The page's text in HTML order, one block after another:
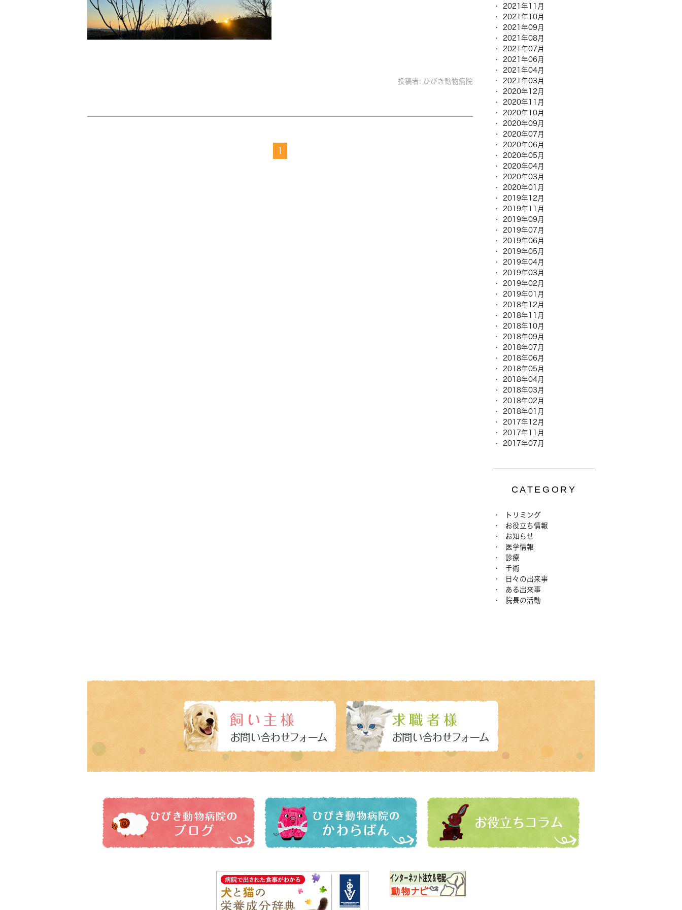
投稿者: ひびき動物病院
1
2021年11月
2021年10月
2021年09月
2021年08月
2021年07月
2021年06月
2021年04月
2021年03月
2020年12月
2020年11月
2020年10月
2020年09月
2020年07月
2020年06月
2020年05月
2020年04月
2020年03月
2020年01月
2019年12月
2019年11月
2019年09月
2019年07月
2019年06月
2019年05月
2019年04月
2019年03月
2019年02月
2019年01月
2018年12月
2018年11月
2018年10月
2018年09月
2018年07月
2018年06月
2018年05月
2018年04月
2018年03月
2018年02月
2018年01月
2017年12月
2017年11月
2017年07月
CATEGORY
トリミング
お役立ち情報
お知らせ
医学情報
診療
手術
日々の出来事
ある出来事
院長の活動